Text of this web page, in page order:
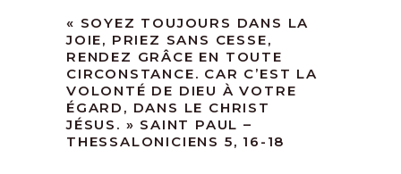
« SOYEZ TOUJOURS DANS LA
JOIE, PRIEZ SANS CESSE,
RENDEZ GRÂCE EN TOUTE
CIRCONSTANCE. CAR C’EST LA
VOLONTÉ DE DIEU À VOTRE
ÉGARD, DANS LE CHRIST
JÉSUS. » SAINT PAUL –
THESSALONICIENS 5, 16-18